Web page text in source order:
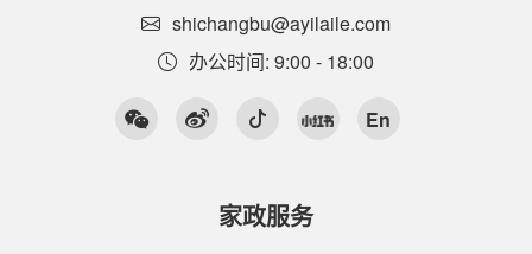
shichangbu@ayilaile.com
办公时间: 9:00 - 18:00
En
家政服务